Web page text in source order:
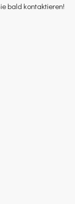
bald kontaktieren!